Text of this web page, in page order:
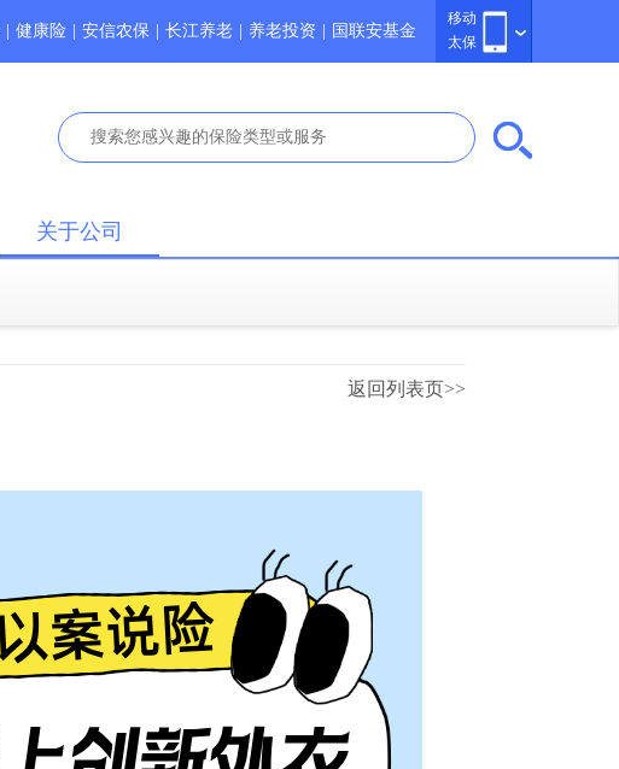
移动
太保
健康险 安信农保 长江养老 养老投资 国联安基金
关于公司
返回列表页>>